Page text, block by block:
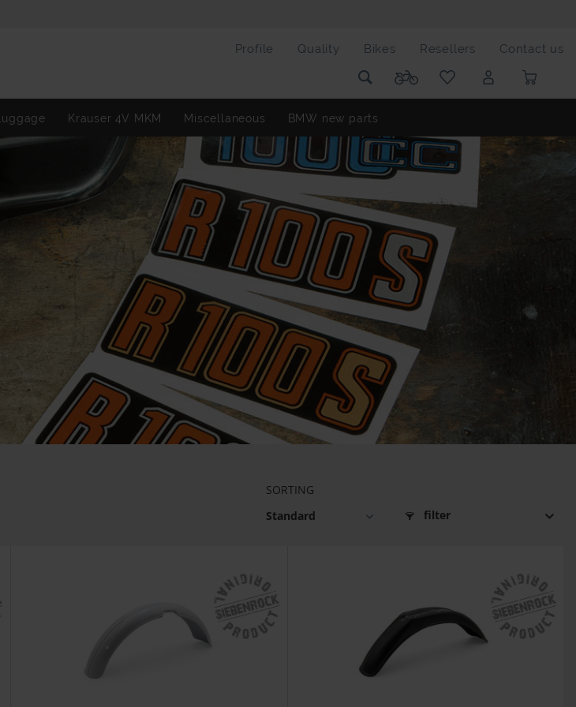
Profile Quality Bikes Resellers Contact us
Luggage Krauser 4V MKM Miscellaneous BMW new parts
filter
SORTING